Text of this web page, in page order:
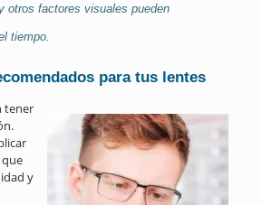
otros factores visuales pueden
tiempo.
para tus lentes
tener
y